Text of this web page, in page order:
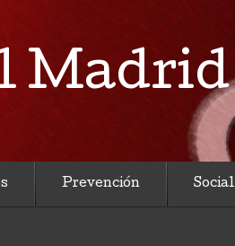
Madrid
Prevención Social